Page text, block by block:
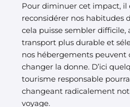
Pour diminuer cet impact, il
reconsidérer nos habitudes
cela puisse sembler
transport plus durable et
nos hébergements peuvent
changer la donne. D’ici
tourisme responsable
changeant radicalement
voyage.